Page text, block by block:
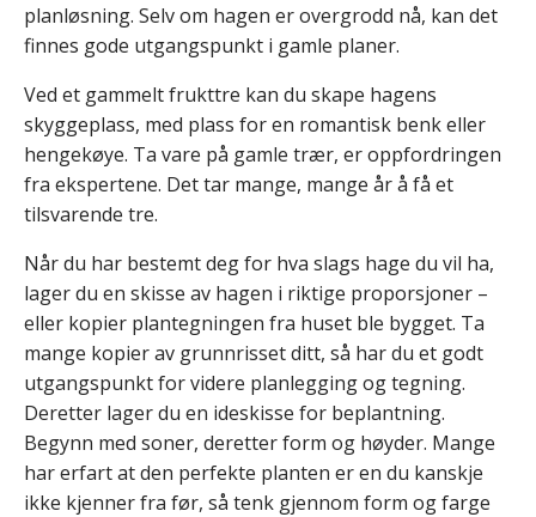
planløsning. Selv om hagen er overgrodd nå, kan det
finnes gode utgangspunkt i gamle planer.
Ved et gammelt frukttre kan du skape hagens
skyggeplass, med plass for en romantisk benk eller
hengekøye. Ta vare på gamle trær, er oppfordringen
fra ekspertene. Det tar mange, mange år å få et
tilsvarende tre.
Når du har bestemt deg for hva slags hage du vil ha,
lager du en skisse av hagen i riktige proporsjoner –
eller kopier plantegningen fra huset ble bygget. Ta
mange kopier av grunnrisset ditt, så har du et godt
utgangspunkt for videre planlegging og tegning.
Deretter lager du en ideskisse for beplantning.
Begynn med soner, deretter form og høyder. Mange
har erfart at den perfekte planten er en du kanskje
ikke kjenner fra før, så tenk gjennom form og farge